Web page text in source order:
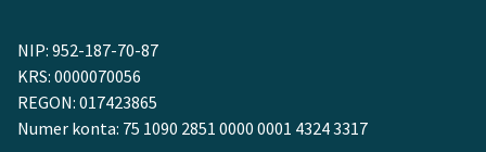
O projekcie
Zespół
NIP: 952-187-70-87
KRS: 0000070056
REGON: 017423865
Numer konta: 75 1090 2851 0000 0001 4324 3317